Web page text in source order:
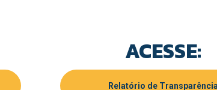
ACESSE:
Relatório de